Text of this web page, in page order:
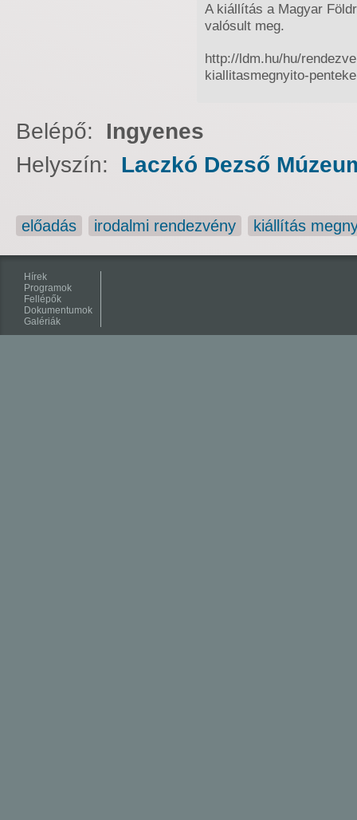
A kiállítás a Magyar
valósult meg.
http://ldm.hu/hu/
kiallitasmegnyito-
Belépő: Ingyenes
Helyszín:
Laczkó Dezső
előadás irodalmi rendezvény kiállítás
Hírek
Programok
Fellépők
Dokumentumok
Galériák